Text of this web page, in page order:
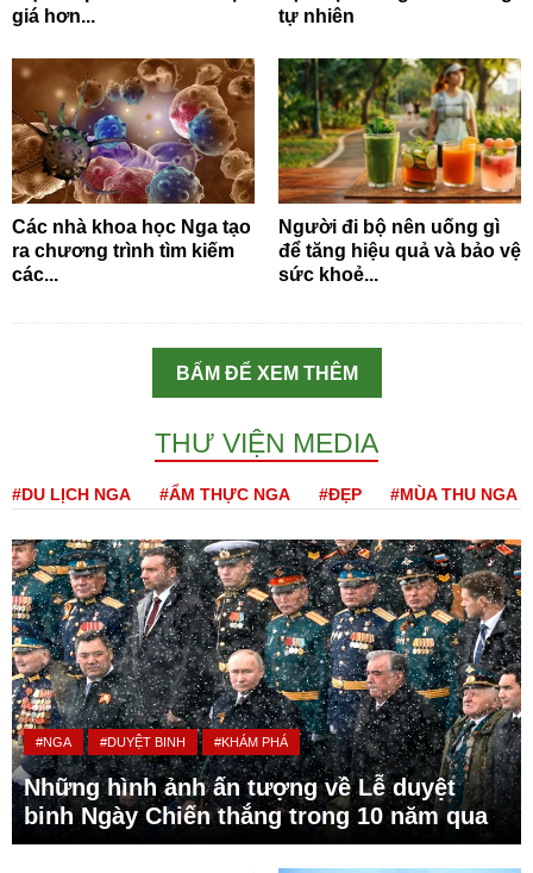
giá hơn...
tự nhiên
Các nhà khoa học Nga tạo
ra chương trình tìm kiếm
các...
Người đi bộ nên uống gì
để tăng hiệu quả và bảo vệ
sức khoẻ...
BẤM ĐỂ XEM THÊM
THƯ VIỆN MEDIA
#DU LỊCH NGA #ẨM THỰC NGA #ĐẸP #MÙA THU NGA
#NGA #DUYỆT BINH #KHÁM PHÁ
Những hình ảnh ấn tượng về Lễ duyệt
binh Ngày Chiến thắng trong 10 năm qua